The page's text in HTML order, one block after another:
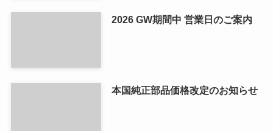
2026 GW期間中 営業日のご案内
本国純正部品価格改定のお知らせ